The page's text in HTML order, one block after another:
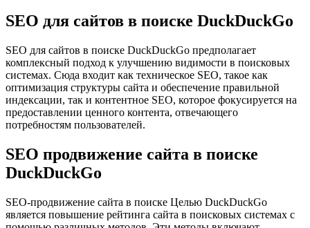
SEO для сайтов в поиске DuckDuckGo
SEO для сайтов в поиске DuckDuckGo предполагает
комплексный подход к улучшению видимости в поисковых
системах. Сюда входит как техническое SEO, такое как
оптимизация структуры сайта и обеспечение правильной
индексации, так и контентное SEO, которое фокусируется на
предоставлении ценного контента, отвечающего
потребностям пользователей.
SEO продвижение сайта в поиске
DuckDuckGo
SEO-продвижение сайта в поиске Целью DuckDuckGo
является повышение рейтинга сайта в поисковых системах с